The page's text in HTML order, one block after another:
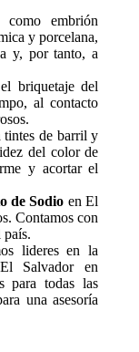
embrión
y porcelana,
y, por tanto, a
briquetaje del
al contacto
tintes de barril y
del color de
y acortar el
de Sodio en El
Contamos con
país.
lideres en la
Salvador en
para todas las
una asesoría